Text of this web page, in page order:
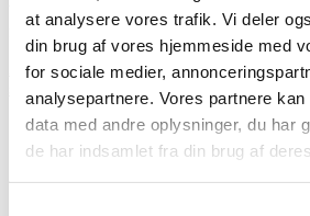
at analysere vores trafik. Vi deler
din brug af vores hjemmeside med
for sociale medier,
analysepartnere. Vores partnere
data med andre oplysninger, du har
de har indsamlet fra din brug af
bane. Det er nærmere en sund reaktion på
fare, og som kroppen fortæller os, vi skal
Artikel folkesygdom,langtidssygemeldt,
stressramt medarbejder ,
Tina Skjødt